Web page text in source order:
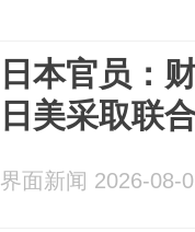
日本官员：
日美采取联
界面新闻 2026-08-